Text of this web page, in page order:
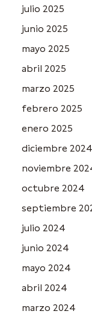
julio 2025
junio 2025
mayo 2025
abril 2025
marzo 2025
febrero 2025
enero 2025
diciembre 2024
noviembre
octubre 2024
septiembre
julio 2024
junio 2024
mayo 2024
abril 2024
marzo 2024